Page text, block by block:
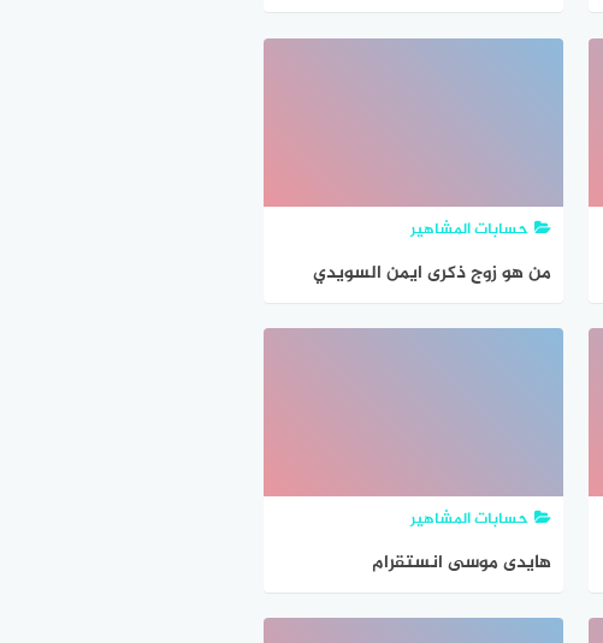
حسابات المشاهير
من هو زوج ذكرى ايمن السويدي
حسابات المشاهير
هايدى موسى انستقرام